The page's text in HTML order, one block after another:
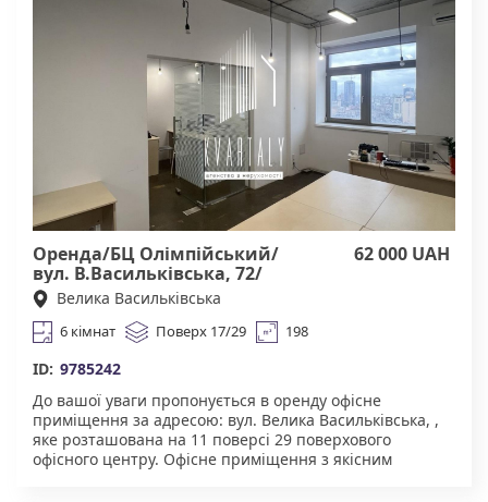
велика кількість магазинів. Зручна транспортна
розв'язка : найближча станція метро Вокзальна.
Агентство нерухомості "Квартали" Працюючи з нами,
ви отримуєте лише перевірений об'єкт за адекватною
ціною. Підтримка на всіх етапах угоди. Ми гарантуємо,
що ви залишитеся задоволені співпрацею! Комісія
50% за фактом підписання договору.
Оренда/БЦ Олімпійський/
вул. В.Васильківська, 72/
Голосіївський
62 000 UAH
Велика Васильківська
6 кімнат Поверх 17/29 198
ID: 9785242
До вашої уваги пропонується в оренду офісне
приміщення за адресою: вул. Велика Васильківська, ,
яке розташована на 11 поверсі 29 поверхового
офісного центру. Офісне приміщення з якісним